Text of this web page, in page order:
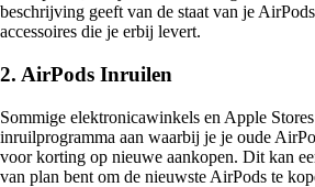
beschrijving geeft van de staat van je
accessoires die je erbij levert.
2. AirPods Inruilen
Sommige elektronicawinkels en Apple
inruilprogramma aan waarbij je je oude
voor korting op nieuwe aankopen. Dit kan
van plan bent om de nieuwste AirPods te